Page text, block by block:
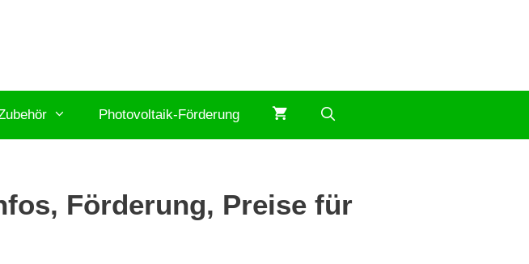
Photovoltaik-Förderung
Förderung, Preise für